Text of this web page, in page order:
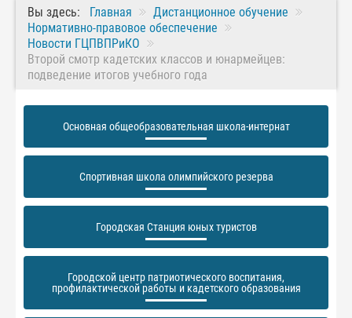
Вы здесь: Главная
Дистанционное обучение
Нормативно-правовое обеспечение
Новости ГЦПВПРиКО
Второй смотр кадетских классов и юнармейцев:
подведение итогов учебного года
Основная общеобразовательная школа-интернат
Спортивная школа олимпийского резерва
Городская Станция юных туристов
Городской центр патриотического воспитания,
профилактической работы и кадетского образования